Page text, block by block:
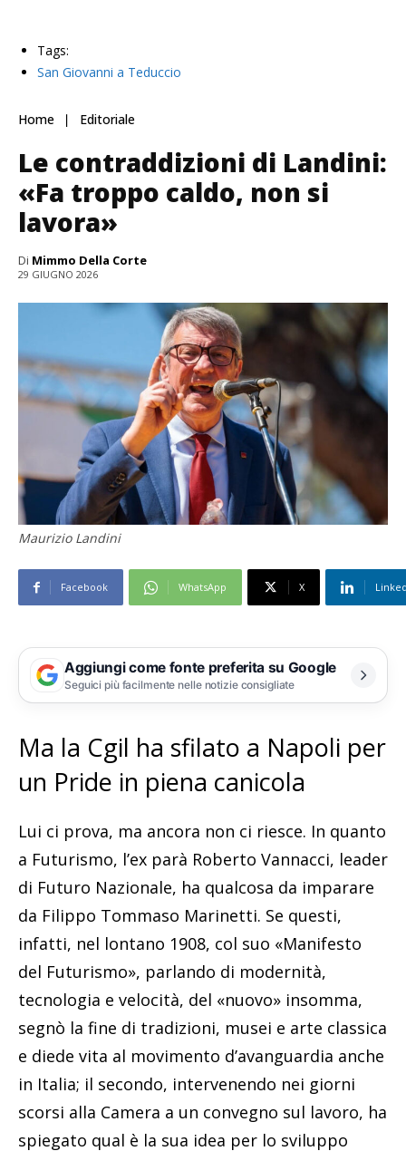
Tags:
San Giovanni a Teduccio
Home Editoriale
Le contraddizioni di Landini:
«Fa troppo caldo, non si
lavora»
Di Mimmo Della Corte
29 GIUGNO 2026
Maurizio Landini
Facebook WhatsApp X
Aggiungi come fonte preferita su Google
Seguici più facilmente nelle notizie consigliate
Ma la Cgil ha sfilato a Napoli per
un Pride in piena canicola
Lui ci prova, ma ancora non ci riesce. In quanto
a Futurismo, l’ex parà Roberto Vannacci, leader
di Futuro Nazionale, ha qualcosa da imparare
da Filippo Tommaso Marinetti. Se questi,
infatti, nel lontano 1908, col suo «Manifesto
del Futurismo», parlando di modernità,
tecnologia e velocità, del «nuovo» insomma,
segnò la fine di tradizioni, musei e arte classica
e diede vita al movimento d’avanguardia anche
in Italia; il secondo, intervenendo nei giorni
scorsi alla Camera a un convegno sul lavoro, ha
spiegato qual è la sua idea per lo sviluppo